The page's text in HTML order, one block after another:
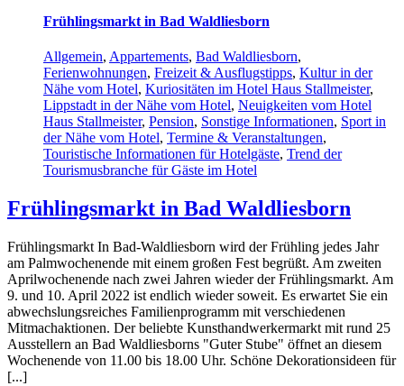
Frühlingsmarkt in Bad Waldliesborn
Allgemein, Appartements, Bad Waldliesborn,
Ferienwohnungen, Freizeit & Ausflugstipps, Kultur in der
Nähe vom Hotel, Kuriositäten im Hotel Haus Stallmeister,
Lippstadt in der Nähe vom Hotel, Neuigkeiten vom Hotel
Haus Stallmeister, Pension, Sonstige Informationen, Sport in
der Nähe vom Hotel, Termine & Veranstaltungen,
Touristische Informationen für Hotelgäste, Trend der
Tourismusbranche für Gäste im Hotel
Frühlingsmarkt in Bad Waldliesborn
Frühlingsmarkt In Bad-Waldliesborn wird der Frühling jedes Jahr
am Palmwochenende mit einem großen Fest begrüßt. Am zweiten
Aprilwochenende nach zwei Jahren wieder der Frühlingsmarkt. Am
9. und 10. April 2022 ist endlich wieder soweit. Es erwartet Sie ein
abwechslungsreiches Familienprogramm mit verschiedenen
Mitmachaktionen. Der beliebte Kunsthandwerkermarkt mit rund 25
Ausstellern an Bad Waldliesborns "Guter Stube" öffnet an diesem
Wochenende von 11.00 bis 18.00 Uhr. Schöne Dekorationsideen für
[...]